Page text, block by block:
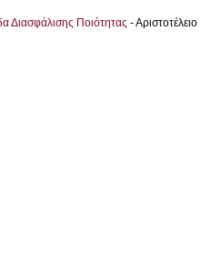
Διασφάλισης Ποιότητας -